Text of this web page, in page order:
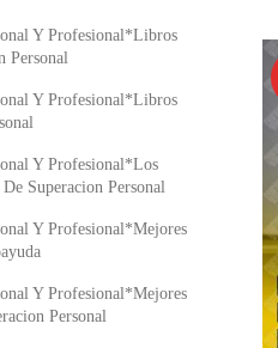
Y Profesional*Libros
Personal
Y Profesional*Libros
Y Profesional*Los
Superacion Personal
Y Profesional*Mejores
Y Profesional*Mejores
Personal